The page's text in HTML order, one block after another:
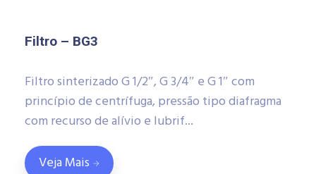
Filtro – BG3
Filtro sinterizado G 1/2″, G 3/4″ e G 1″ com
princípio de centrífuga, pressão tipo diafragma
com recurso de alívio e lubrif...
Veja Mais